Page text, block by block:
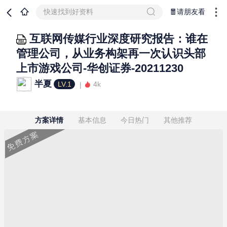
快速找到好资料 🧧请朋友看
互联网传媒行业深度研究报告：谁在
管理公司，从业务构架再一次认识头部
上市游戏公司-华创证券-20211230
半夏 LV.1 4k
方案详情 基本信息 今日热门 其他推荐